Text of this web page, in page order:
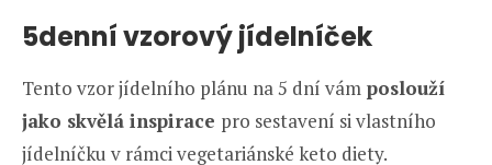
5denní vzorový jídelníček
Tento vzor jídelního plánu na 5 dní vám poslouží
jako skvělá inspirace pro sestavení si vlastního
jídelníčku v rámci vegetariánské keto diety.